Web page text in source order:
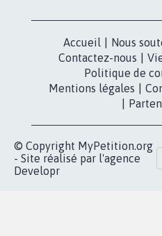
Accueil Nous
Contactez-nous
Politique de
Mentions légales
© Copyright MyPetition.org
- Site réalisé par l'agence
Developr